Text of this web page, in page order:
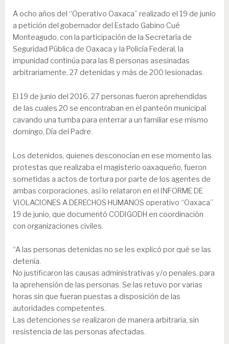
A ocho años del “Operativo Oaxaca” realizado el 19 de junio
a petición del gobernador del Estado Gabino Cué
Monteagudo, con la participación de la Secretaría de
Seguridad Pública de Oaxaca y la Policía Federal, la
impunidad continúa para las 8 personas asesinadas
arbitrariamente, 27 detenidas y más de 200 lesionadas.
El 19 de junio del 2016, 27 personas fueron aprehendidas
de las cuales 20 se encontraban en el panteón municipal
cavando una tumba para enterrar a un familiar ese mismo
domingo, Día del Padre.
Los detenidos, quienes desconocían en ese momento las
protestas que realizaba el magisterio oaxaqueño, fueron
sometidas a actos de tortura por parte de los agentes de
ambas corporaciones, así lo relataron en el INFORME DE
VIOLACIONES A DERECHOS HUMANOS operativo “Oaxaca”
19 de junio, que documentó CODIGODH en coordinación
con organizaciones civiles.
“A las personas detenidas no se les explicó por qué se las
detenía.
No justificaron las causas administrativas y/o penales, para
la aprehensión de las personas. Se las retuvo por varias
horas sin que fueran puestas a disposición de las
autoridades competentes.
Las detenciones se realizaron de manera arbitraria, sin
resistencia de las personas afectadas.